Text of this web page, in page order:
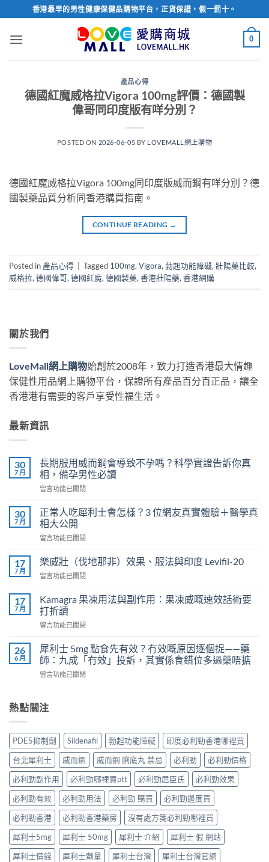
to
content
香港最早的男性健康保健品購物平台，正貨保證，假一罰十。
0
產品心得
德國紅魔威格拉Vigora 100mg評價：德國製
偉哥同印度版有咩分別？
POSTED ON 2026-06-05 BY LOVEMALL網上購物
德國紅魔威格拉Vigora 100mg同印度版威而鋼有咩分別？德
國製藥品質分析同香港購買指南。
CONTINUE READING →
Posted in 產品心得 Tagged 100mg, Vigora, 勃起功能障礙, 壯陽藥比較,
威格拉, 德國偉哥, 德國紅魔, 德國製藥, 香港壯陽藥, 香港網購
關於我們
LoveMall網上購物始創於2008年，致力打造香港最大情趣
保健性用品網上購物平台，保證所有產品百分百正品，讓全
香港港有需要的客戶享受性福生活。
最新資訊
30
7 月
長期服用威而鋼會導致不孕嗎？科學實證告訴你真
相，備孕男性必讀
在
期
服
用
威
鋼
導
不
孕
嗎？
科
實
證
告
真
相，
孕
男
性
必
讀〉
中
留言功能已關閉
30
7 月
正常人吃犀利士會怎樣？3 位網友真實體驗＋醫學真
相大公開
在
常
人
吃
利
士
怎
3
位
網
友
實
體
＋
醫
學
真
相
大
公
開〉
中
留言功能已關閉
17
7 月
樂威壯（伐地那非）效果、服法與印度 Levifil-20
在
威
壯
（伐
地
非）
效
果、
服
印
20〉
中
留言功能已關閉
17
7 月
Kamagra 果凍用法與副作用：果凍威嘅速效話術要
打折讀
在
果
凍
用
法
作
凍
威
嘅
速
效
話
術
要
打
折
讀〉
中
留言功能已關閉
26
6 月
犀利士 5mg 點食先有效？冇效嘅原因逐個捉——藥
師：九成「冇效」投訴，其實係食錯位多過藥唔掂
在
士
5mg
食
先
有
效？
冇
效
嘅
原
因
逐
個
捉
——
留言功能已關閉
熱點關注
PDE5抑制劑 Sildenafil 勃起功能障礙
印度必利勁香港哪裡買
台北犀利士
威而鋼 威而鋼 脷底丸 禁忌 必利勁
必利勁價格
必利勁副作用
必利勁哪裡買ptt 必利勁屈臣氏
必利勁效果
必利勁有效
必利勁用法 必利勁 購買
必利勁邊度買
必利勁香港
必利勁香港藥房
沒有處方箋必利勁哪裡買
犀利士5mg
犀利士 50mg 犀利士 介紹
犀利士 假 網站
犀利士價錢
犀利士劑量 犀利士台灣
犀利士台灣官網